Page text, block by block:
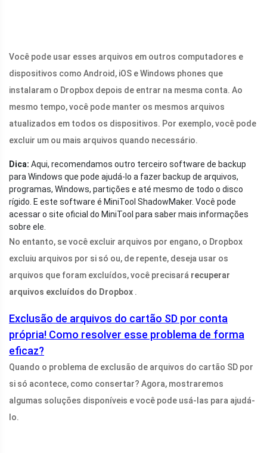
Você pode usar esses arquivos em outros computadores e
dispositivos como Android, iOS e Windows phones que
instalaram o Dropbox depois de entrar na mesma conta. Ao
mesmo tempo, você pode manter os mesmos arquivos
atualizados em todos os dispositivos. Por exemplo, você pode
excluir um ou mais arquivos quando necessário.
Dica: Aqui, recomendamos outro terceiro software de backup
para Windows que pode ajudá-lo a fazer backup de arquivos,
programas, Windows, partições e até mesmo de todo o disco
rígido. E este software é MiniTool ShadowMaker. Você pode
acessar o site oficial do MiniTool para saber mais informações
sobre ele.
No entanto, se você excluir arquivos por engano, o Dropbox
excluiu arquivos por si só ou, de repente, deseja usar os
arquivos que foram excluídos, você precisará recuperar
arquivos excluídos do Dropbox .
Exclusão de arquivos do cartão SD por conta
própria! Como resolver esse problema de forma
eficaz?
Quando o problema de exclusão de arquivos do cartão SD por
si só acontece, como consertar? Agora, mostraremos
algumas soluções disponíveis e você pode usá-las para ajudá-
lo.